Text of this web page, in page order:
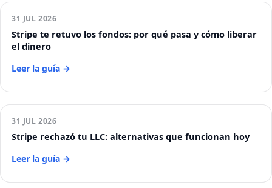
31 JUL 2026
Stripe te retuvo los fondos: por qué pasa y cómo liberar
el dinero
Leer la guía →
31 JUL 2026
Stripe rechazó tu LLC: alternativas que funcionan hoy
Leer la guía →